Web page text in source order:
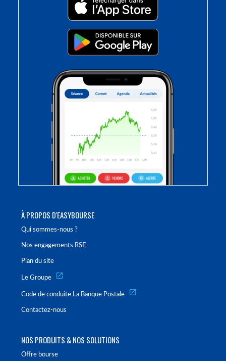
À PROPOS D'EASYBOURSE
Qui sommes-nous ?
Nos engagements RSE
Plan du site
Le Groupe
Code de conduite La Banque Postale
Contactez-nous
NOS PRODUITS & NOS SOLUTIONS
Offre bourse